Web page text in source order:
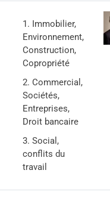
Immobilier,
Environnement,
Construction,
Copropriété
Commercial,
Sociétés,
Entreprises,
Droit bancaire
Social,
conflits du
travail